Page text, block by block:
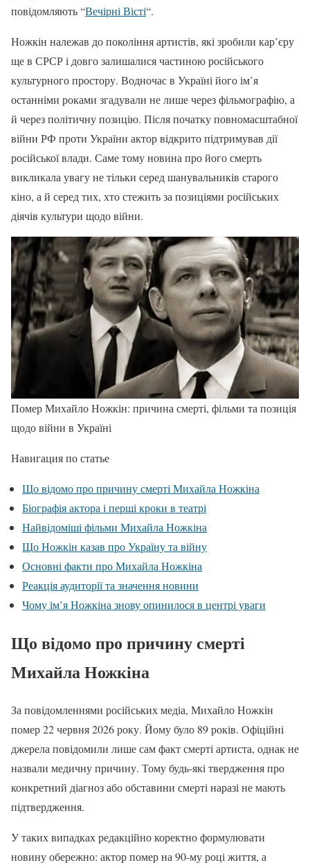
повідомляють “Вечірні Вісті“.
Ножкін належав до покоління артистів, які зробили кар’єру
ще в СРСР і довго залишалися частиною російського
культурного простору. Водночас в Україні його ім’я
останніми роками згадували не лише через фільмографію, а
й через політичну позицію. Після початку повномасштабної
війни РФ проти України актор відкрито підтримував дії
російської влади. Саме тому новина про його смерть
викликала увагу не тільки серед шанувальників старого
кіно, а й серед тих, хто стежить за позиціями російських
діячів культури щодо війни.
Помер Михайло Ножкін: причина смерті, фільми та позиція
щодо війни в Україні
Навигация по статье
Що відомо про причину смерті Михайла Ножкіна
Біографія актора і перші кроки в театрі
Найвідоміші фільми Михайла Ножкіна
Що Ножкін казав про Україну та війну
Основні факти про Михайла Ножкіна
Реакція аудиторії та значення новини
Чому ім’я Ножкіна знову опинилося в центрі уваги
Що відомо про причину смерті
Михайла Ножкіна
За повідомленнями російських медіа, Михайло Ножкін
помер 22 червня 2026 року. Йому було 89 років. Офіційні
джерела повідомили лише сам факт смерті артиста, однак не
назвали медичну причину. Тому будь-які твердження про
конкретний діагноз або обставини смерті наразі не мають
підтвердження.
У таких випадках редакційно коректно формулювати
новину обережно: актор помер на 90-му році життя, а